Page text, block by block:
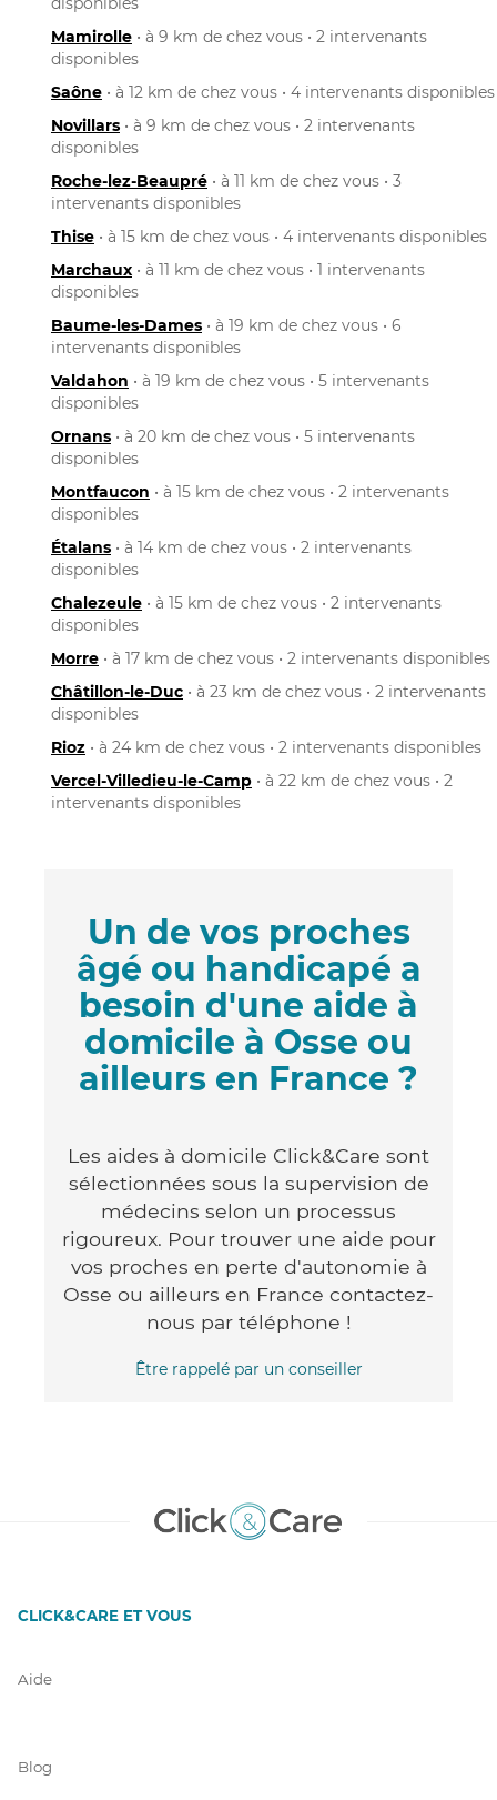
Mamirolle • à 9 km de chez vous • 2 intervenants
disponibles
Saône • à 12 km de chez vous • 4 intervenants disponibles
Novillars • à 9 km de chez vous • 2 intervenants
disponibles
Roche-lez-Beaupré • à 11 km de chez vous • 3
intervenants disponibles
Thise • à 15 km de chez vous • 4 intervenants disponibles
Marchaux • à 11 km de chez vous • 1 intervenants
disponibles
Baume-les-Dames • à 19 km de chez vous • 6
intervenants disponibles
Valdahon • à 19 km de chez vous • 5 intervenants
disponibles
Ornans • à 20 km de chez vous • 5 intervenants
disponibles
Montfaucon • à 15 km de chez vous • 2 intervenants
disponibles
Étalans • à 14 km de chez vous • 2 intervenants
disponibles
Chalezeule • à 15 km de chez vous • 2 intervenants
disponibles
Morre • à 17 km de chez vous • 2 intervenants disponibles
Châtillon-le-Duc • à 23 km de chez vous • 2 intervenants
disponibles
Rioz • à 24 km de chez vous • 2 intervenants disponibles
Vercel-Villedieu-le-Camp • à 22 km de chez vous • 2
intervenants disponibles
Un de vos proches
âgé ou handicapé a
besoin d'une aide à
domicile à Osse ou
ailleurs en France ?
Les aides à domicile Click&Care sont
sélectionnées sous la supervision de
médecins selon un processus
rigoureux. Pour trouver une aide pour
vos proches en perte d'autonomie à
Osse ou ailleurs en France contactez-
nous par téléphone !
Être rappelé par un conseiller
CLICK&CARE ET VOUS
Aide
Blog